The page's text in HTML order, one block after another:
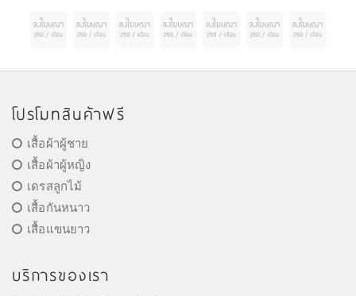
โปรโมทสินค้าฟรี
เสื้อผ้าผู้ชาย
เสื้อผ้าผู้หญิง
เดรสลูกไม้
เสื้อกันหนาว
เสื้อแขนยาว
บริการของเรา